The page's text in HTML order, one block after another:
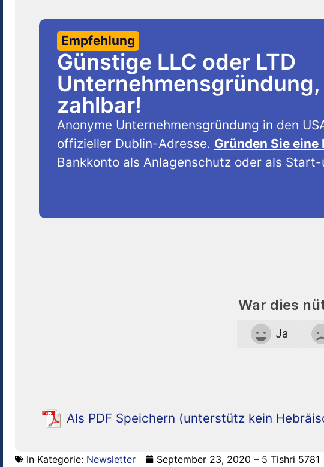
Empfehlung
Günstige LLC oder LTD
Unternehmensgründung,
zahlbar!
Anonyme Unternehmensgründung in den
offizieller Dublin-Adresse. Gründen Sie eine
Bankkonto als Anlagenschutz oder als
War dies
Ja
Als PDF Speichern (unterstütz kein
In Kategorie: Newsletter
September 23, 2020 – 5 Tishri 5781